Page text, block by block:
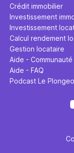
Crédit immobilier
Investissement
Investissement
Calcul rendement
Gestion locataire
Aide - Communauté
Aide - FAQ
Podcast Le